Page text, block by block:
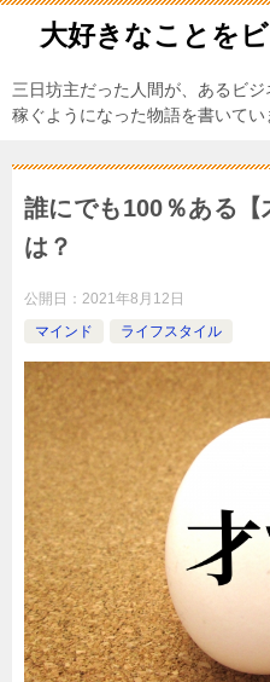
大好きなことを
三日坊主だった人間が、あるビ
稼ぐようになった物語を書いてい
誰にでも100％ある【
は？
公開日： 2021年8月12日
マインド
ライフスタイル